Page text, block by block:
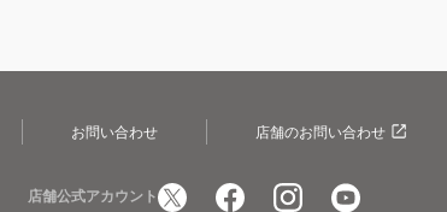
お問い合わせ 店舗のお問い合わせ
店舗公式アカウント